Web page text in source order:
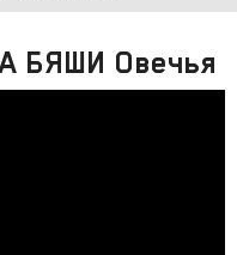
БЯШИ Овечья